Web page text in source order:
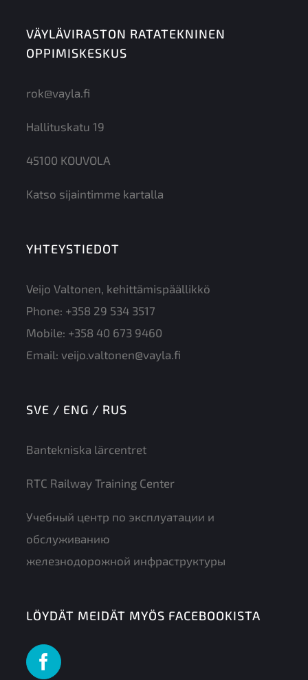
VÄYLÄVIRASTON RATATEKNINEN
OPPIMISKESKUS
rok@vayla.fi
Hallituskatu 19
45100 KOUVOLA
Katso sijaintimme kartalla
YHTEYSTIEDOT
Veijo Valtonen, kehittämispäällikkö
Phone: +358 29 534 3517
Mobile: +358 40 673 9460
Email: veijo.valtonen@vayla.fi
SVE / ENG / RUS
Bantekniska lärcentret
RTC Railway Training Center
Учебный центр по эксплуатации и
обслуживанию
железнодорожной инфраструктуры
LÖYDÄT MEIDÄT MYÖS FACEBOOKISTA